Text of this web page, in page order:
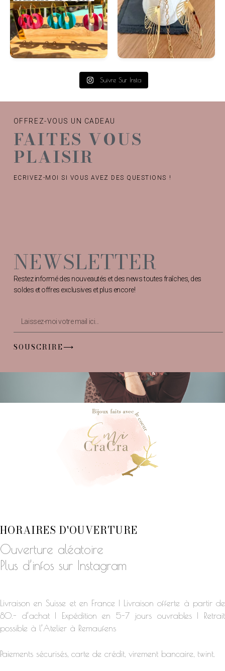
Suivre Sur Insta
OFFREZ-VOUS UN CADEAU
FAITES VOUS
PLAISIR
ECRIVEZ-MOI SI VOUS AVEZ DES QUESTIONS !
NEWSLETTER
Restez informé des nouveautés et des news toutes fraîches, des
soldes et offres exclusives et plus encore!
SOUSCRIRE⟶
HORAIRES D'OUVERTURE
Ouverture aléatoire
Plus d’infos sur Instagram
Livraison en Suisse et en France | Livraison offerte à partir de
80.- d’achat | Expédition en 5-7 jours ouvrables | Retrait
possible à l’Atelier à Remaufens
Paiements sécurisés, carte de crédit, virement bancaire, twint.